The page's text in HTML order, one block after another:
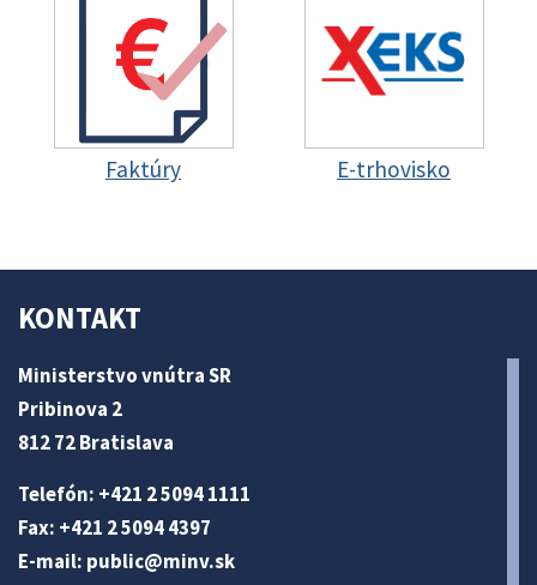
Faktúry E-trhovisko
KONTAKT
Ministerstvo vnútra SR
Pribinova 2
812 72 Bratislava
Telefón: +421 2 5094 1111
Fax: +421 2 5094 4397
E-mail: public@minv.sk